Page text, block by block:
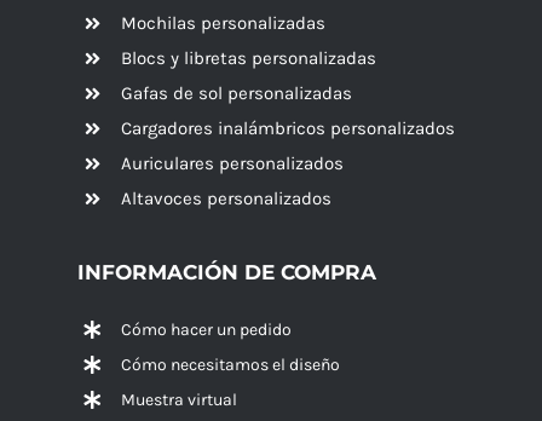
Mochilas personalizadas
Blocs y libretas personalizadas
Gafas de sol personalizadas
Cargadores inalámbricos personalizados
Auriculares personalizados
Altavoces personalizados
INFORMACIÓN DE COMPRA
Cómo hacer un pedido
Cómo necesitamos el diseño
Muestra virtual